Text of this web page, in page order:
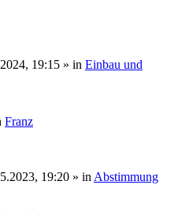
19:15 » in Einbau und
Franz
19:20 » in Abstimmung